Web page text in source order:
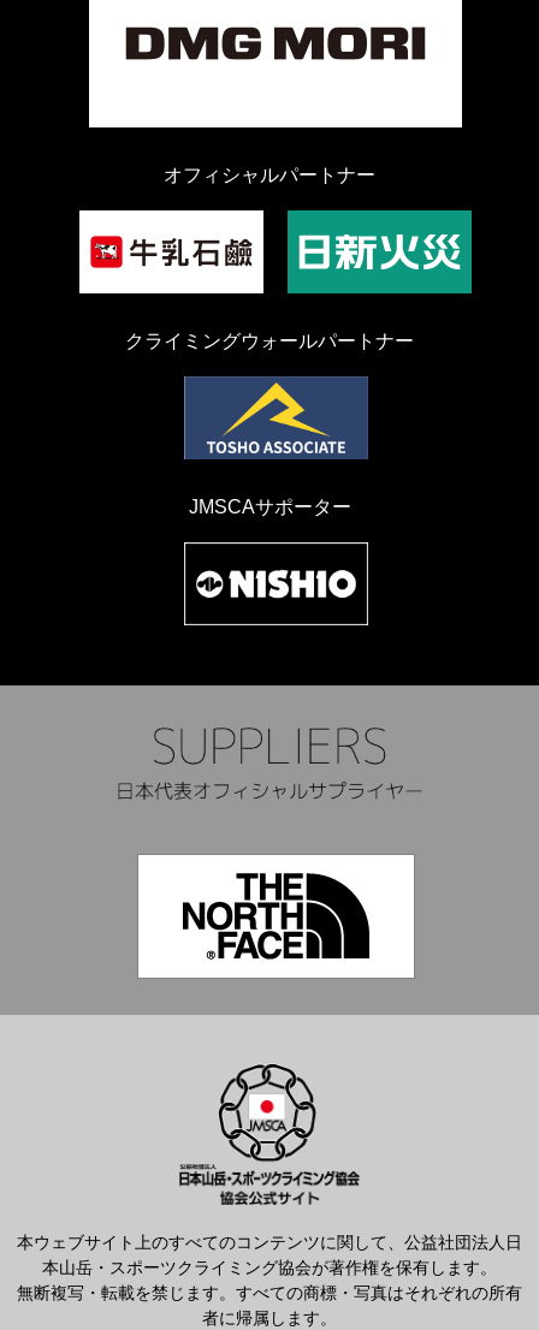
オフィシャルパートナー
クライミングウォールパートナー
JMSCAサポーター
本ウェブサイト上のすべてのコンテンツに関して、公益社団法人日
本山岳・スポーツクライミング協会が著作権を保有します。
無断複写・転載を禁じます。すべての商標・写真はそれぞれの所有
者に帰属します。